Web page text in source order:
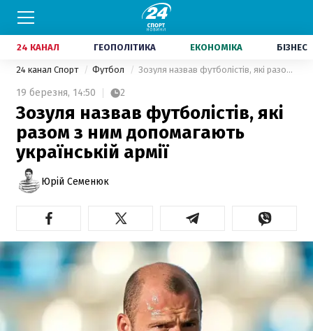
24 КАНАЛ ГЕОПОЛІТИКА ЕКОНОМІКА БІЗНЕС
24 канал Спорт Футбол Зозуля назвав футболістів, які разом з ним допомагають українській армії
19 березня, 14:50 2
Зозуля назвав футболістів, які
разом з ним допомагають
українській армії
Юрій Семенюк